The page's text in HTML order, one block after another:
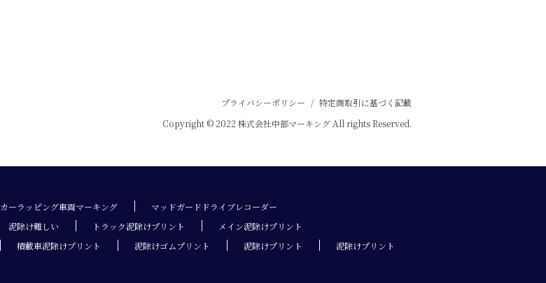
プライバシーポリシー / 特定商取引に基づく記載
Copyright © 2022 株式会社中部マーキング All rights Reserved.
カーラッピング車両マーキング
マッドガードドライブレコーダー
泥除け難しい トラック泥除けプリント
メイン泥除けプリント
積載車泥除けプリント 泥除けゴムプリント 泥除けプリント
泥除けプリント